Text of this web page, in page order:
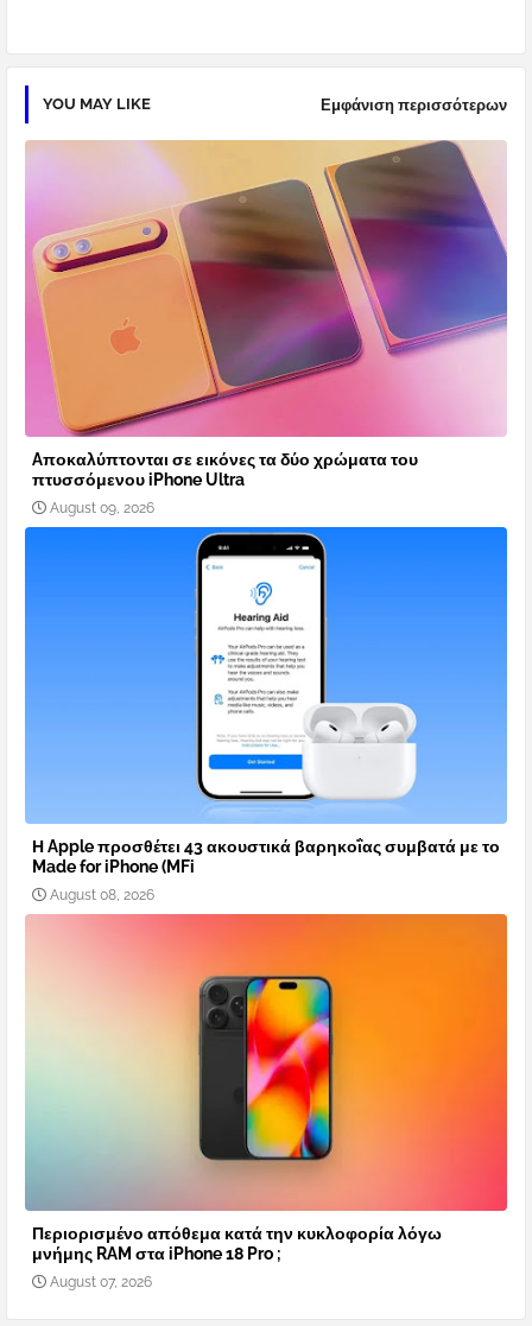
YOU MAY LIKE Εμφάνιση περισσότερων
Aποκαλύπτονται σε εικόνες τα δύο χρώματα του
πτυσσόμενου iPhone Ultra
August 09, 2026
Η Apple προσθέτει 43 ακουστικά βαρηκοΐας συμβατά με το
Made for iPhone (MFi
August 08, 2026
Περιορισμένο απόθεμα κατά την κυκλοφορία λόγω
μνήμης RAM στα iPhone 18 Pro ;
August 07, 2026